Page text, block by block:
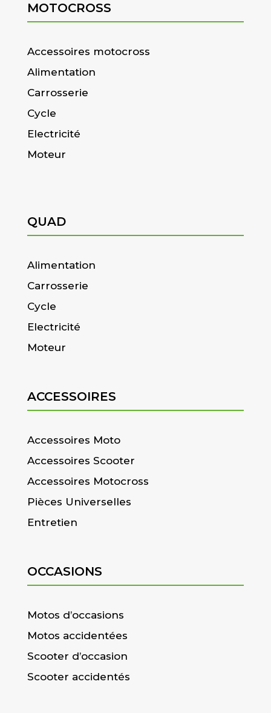
MOTOCROSS
Accessoires motocross
Alimentation
Carrosserie
Cycle
Electricité
Moteur
QUAD
Alimentation
Carrosserie
Cycle
Electricité
Moteur
ACCESSOIRES
Accessoires Moto
Accessoires Scooter
Accessoires Motocross
Pièces Universelles
Entretien
OCCASIONS
Motos d’occasions
Motos accidentées
Scooter d’occasion
Scooter accidentés